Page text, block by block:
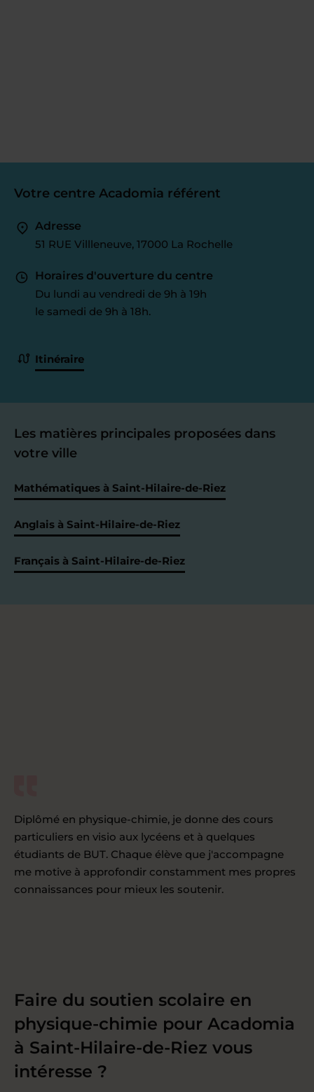
Votre centre Acadomia référent
Adresse
51 RUE Villleneuve, 17000 La Rochelle
Horaires d'ouverture du centre
Du lundi au vendredi de 9h à 19h
le samedi de 9h à 18h.
Itinéraire
Les matières principales proposées dans
votre ville
Mathématiques à Saint-Hilaire-de-Riez
Anglais à Saint-Hilaire-de-Riez
Français à Saint-Hilaire-de-Riez
Diplômé en physique-chimie, je donne des cours
particuliers en visio aux lycéens et à quelques
étudiants de BUT. Chaque élève que j'accompagne
me motive à approfondir constamment mes propres
connaissances pour mieux les soutenir.
Faire du soutien scolaire en
physique-chimie pour Acadomia
à Saint-Hilaire-de-Riez vous
intéresse ?